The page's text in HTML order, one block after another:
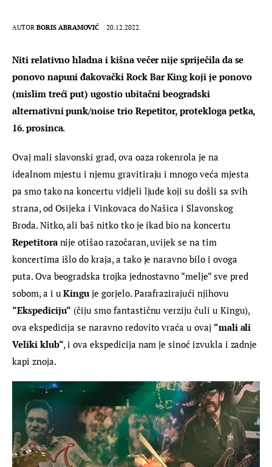
AUTOR BORIS ABRAMOVIĆ 20.12.2022.
Niti relativno hladna i kišna večer nije spriječila da se
ponovo napuni đakovački Rock Bar King koji je ponovo
(mislim treći put) ugostio ubitačni beogradski
alternativni punk/noise trio Repetitor, protekloga petka,
16. prosinca.
Ovaj mali slavonski grad, ova oaza rokenrola je na
idealnom mjestu i njemu gravitiraju i mnogo veća mjesta
pa smo tako na koncertu vidjeli ljude koji su došli sa svih
strana, od Osijeka i Vinkovaca do Našica i Slavonskog
Broda. Nitko, ali baš nitko tko je ikad bio na koncertu
Repetitora nije otišao razočaran, uvijek se na tim
koncertima išlo do kraja, a tako je naravno bilo i ovoga
puta. Ova beogradska trojka jednostavno “melje“ sve pred
sobom, a i u Kingu je gorjelo. Parafrazirajući njihovu
“Ekspediciju“ (čiju smo fantastičnu verziju čuli u Kingu),
ova ekspedicija se naravno redovito vraća u ovaj “mali ali
Veliki klub“, i ova ekspedicija nam je sinoć izvukla i zadnje
kapi znoja.